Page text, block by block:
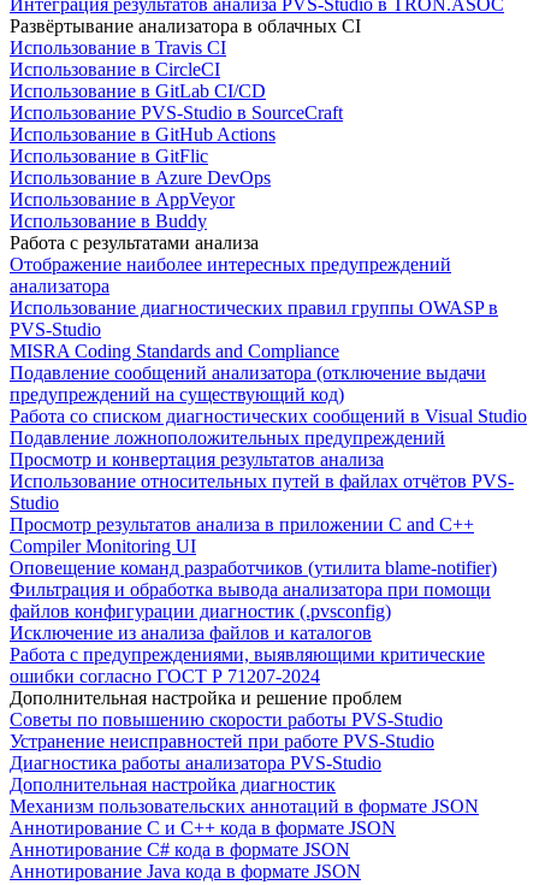
Развёртывание анализатора в облачных CI
Использование в Travis CI
Использование в CircleCI
Использование в GitLab CI/CD
Использование PVS-Studio в SourceCraft
Использование в GitHub Actions
Использование в GitFlic
Использование в Azure DevOps
Использование в AppVeyor
Использование в Buddy
Работа с результатами анализа
Отображение наиболее интересных предупреждений
анализатора
Использование диагностических правил группы OWASP в
PVS-Studio
MISRA Coding Standards and Compliance
Подавление сообщений анализатора (отключение выдачи
предупреждений на существующий код)
Работа со списком диагностических сообщений в Visual Studio
Подавление ложноположительных предупреждений
Просмотр и конвертация результатов анализа
Использование относительных путей в файлах отчётов PVS-
Studio
Просмотр результатов анализа в приложении C and C++
Compiler Monitoring UI
Оповещение команд разработчиков (утилита blame-notifier)
Фильтрация и обработка вывода анализатора при помощи
файлов конфигурации диагностик (.pvsconfig)
Исключение из анализа файлов и каталогов
Работа с предупреждениями, выявляющими критические
ошибки согласно ГОСТ Р 71207-2024
Дополнительная настройка и решение проблем
Советы по повышению скорости работы PVS-Studio
Устранение неисправностей при работе PVS-Studio
Диагностика работы анализатора PVS-Studio
Дополнительная настройка диагностик
Механизм пользовательских аннотаций в формате JSON
Аннотирование C и C++ кода в формате JSON
Аннотирование C# кода в формате JSON
Аннотирование Java кода в формате JSON